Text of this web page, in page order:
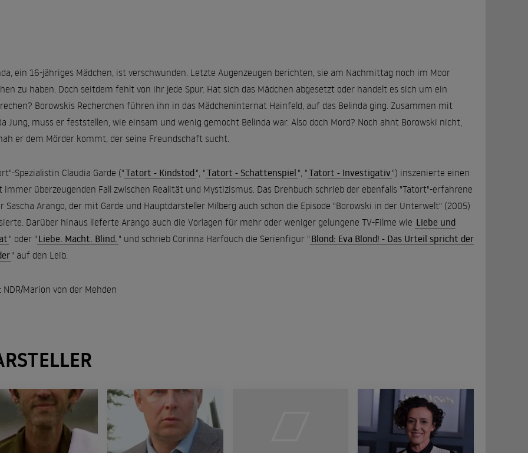
ein 16-jähriges Mädchen, ist verschwunden. Letzte Augenzeugen berichten, sie am Nachmittag noch im Moor
zu haben. Doch seitdem fehlt von ihr jede Spur. Hat sich das Mädchen abgesetzt oder handelt es sich um ein
Borowskis Recherchen führen ihn in das Mädcheninternat Hainfeld, auf das Belinda ging. Zusammen mit
Jung, muss er feststellen, wie einsam und wenig gemocht Belinda war. Also doch Mord? Noch ahnt Borowski nicht,
er dem Mörder kommt, der seine Freundschaft sucht.
Spezialistin Claudia Garde ("Tatort - Kindstod", "Tatort - Schattenspiel ", "Tatort - Investigativ") inszenierte einen
immer überzeugenden Fall zwischen Realität und Mystizismus. Das Drehbuch schrieb der ebenfalls "Tatort"-erfahrene
Sascha Arango, der mit Garde und Hauptdarsteller Milberg auch schon die Episode "Borowski in der Unterwelt" (2005)
Darüber hinaus lieferte Arango auch die Vorlagen für mehr oder weniger gelungene TV-Filme wie Liebe und
" oder " Liebe. Macht. Blind. " und schrieb Corinna Harfouch die Serienfigur " Blond: Eva Blond! - Das Urteil spricht der
" auf den Leib.
NDR/Marion von der Mehden